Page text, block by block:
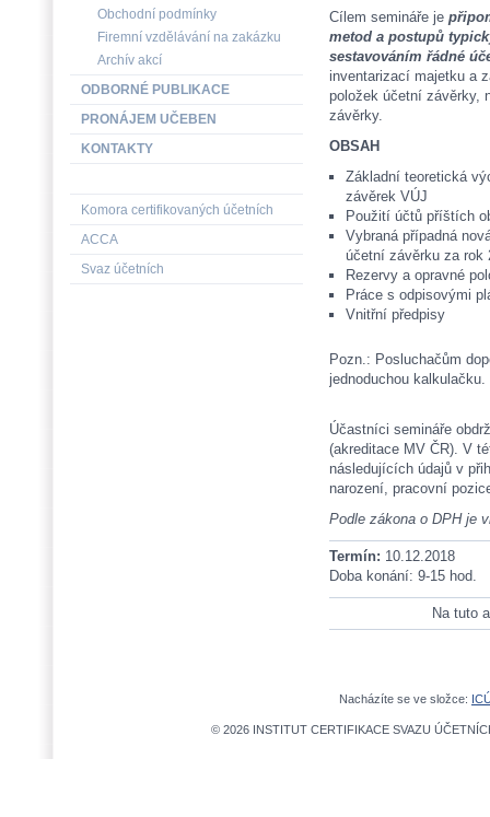
Cílem semináře je
metod a postupů
sestavováním řádné
inventarizací majetku a
položek účetní závěrky,
závěrky.
OBSAH
Základní teoretická
závěrek VÚJ
Použití účtů příštích
Vybraná případná
účetní závěrku za
Rezervy a opravné
Práce s odpisovými
Vnitřní předpisy
Pozn.: Posluchačům
jednoduchou kalkulačku.
Účastníci semináře
(akreditace MV ČR). V
následujících údajů v
narození, pracovní
Podle zákona o DPH je
Termín: 10.12.2018
Doba konání: 9-15 hod.
Na tuto
Obchodní podmínky
Firemní vzdělávání na zakázku
Archív akcí
ODBORNÉ PUBLIKACE
PRONÁJEM UČEBEN
KONTAKTY
Komora certifikovaných účetních
ACCA
Svaz účetních
Nacházíte se ve složce:
© 2026 INSTITUT CERTIFIKACE SVAZU